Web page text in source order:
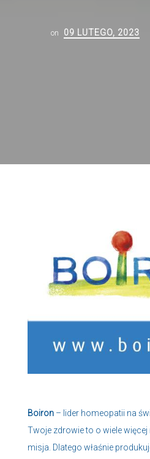
on 09 LUTEGO, 2023
Boiron – lider homeopatii na
Twoje zdrowie to o wiele
misja. Dlatego właśnie